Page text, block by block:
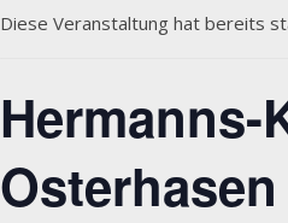
Diese Veranstaltung hat bereits
Osterhasen